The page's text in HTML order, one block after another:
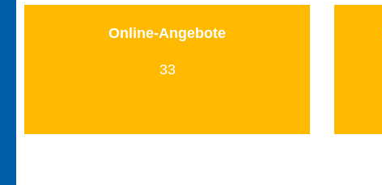
Online-Angebote
33